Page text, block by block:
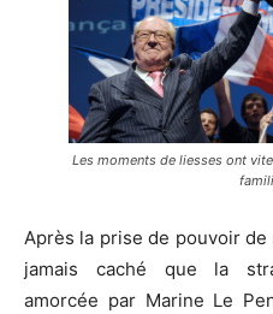
Les moments de liesses ont
Après la prise de pouvoir de
jamais caché que la
amorcée par Marine Le